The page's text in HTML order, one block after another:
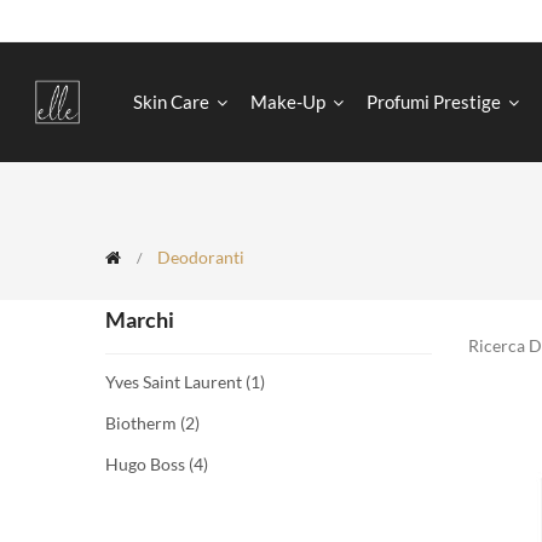
Skin Care Make-Up Profumi Prestige
Deodoranti
Ricerca
Marchi
Yves Saint Laurent (1)
Biotherm (2)
Hugo Boss (4)